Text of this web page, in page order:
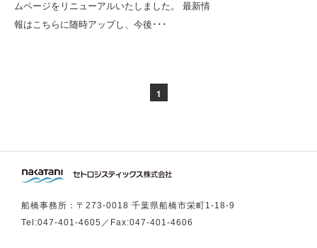
ムページをリニューアルいたしました。 最新情
報はこちらに随時アップし、今後･･･
1
船橋事務所：〒273-0018 千葉県船橋市栄町1-18-9
Tel:047-401-4605 ／Fax:047-401-4606